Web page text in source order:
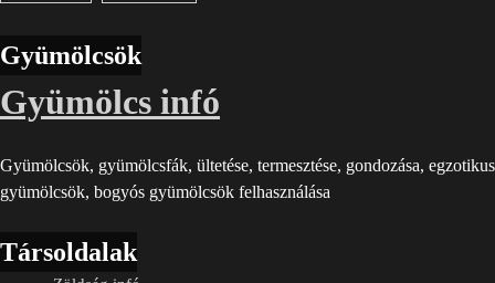
Gyümölcsök
Gyümölcs infó
Gyümölcsök, gyümölcsfák, ültetése, termesztése, gondozása, egzotikus
gyümölcsök, bogyós gyümölcsök felhasználása
Társoldalak